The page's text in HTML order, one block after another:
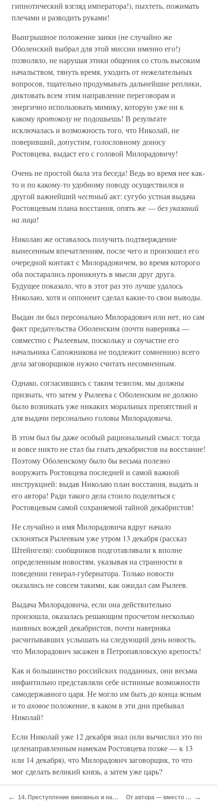
гипнотический взгляд императора!), пыхтеть, пожимать
плечами и разводить руками!
Выигрышное положение заики (не случайно же
Оболенский выбрал для этой миссии именно его!)
позволяло, не нарушая этики общения со столь высоким
начальством, тянуть время, уходить от нежелательных
вопросов, тщательно продумывать дальнейшие реплики,
диктовать всем этим направление переговорам и
энергично использовать мимику, которую уже ни к
какомупротоколуне подошьешь! В результате
исключалась и возможность того, что Николай, не
поверивший, допустим, голословному доносу
Ростовцева, выдаст его с головой Милорадовичу!
Очень не простой была эта беседа! Ведь во время нее как-
то и по какому-то удобному поводу осуществился и
другой важнейший честныйакт: сугубо устная выдача
Ростовцевым плана восстания, опять же —без указаний
на лица!
Николаю же оставалось получить подтверждение
вынесенным впечатлениям, после чего и произошел его
очередной контакт с Милорадовичем, во время которого
оба постарались проникнуть в мысли друг друга.
Будущее показало, что в этот раз это лучше удалось
Николаю, хотя и оппонент сделал какие-то свои выводы.
Выдан ли был персонально Милорадович или нет, но сам
факт предательства Оболенским (почти наверняка —
совместно с Рылеевым, поскольку и соучастие его
начальника Сапожникова не подлежит сомнению) всего
дела заговорщиков нужно считать несомненным.
Однако, согласившись с таким тезисом, мы должны
признать, что затем у Рылеева с Оболенским не должно
было возникать уже никаких моральных препятствий и
для выдачи персонально головы Милорадовича.
В этом был бы даже особый рациональный смысл: тогда
и вовсе никто не стал бы гнать декабристов на восстание!
Поэтому Оболенскому было бы весьма полезно
вооружить Ростовцева последней и самой важной
инструкцией: выдав Николаю план восстания, выдать и
его автора! Ради такого дела стоило поделиться с
Ростовцевым самой сохраняемой тайной декабристов!
Не случайно и имя Милорадовича вдруг начало
склоняться Рылеевым уже утром 13 декабря (рассказ
Штейнгеля): сообщников подготавлявали к вполне
определенным новостям, указывая на странности в
поведении генерал-губернатора. Только новости
оказались не совсем такими, как ожидал сам Рылеев.
Выдача Милорадовича, если она действительно
произошла, оказалась решающим просчетом несколько
наивных вождей декабристов, почти наверняка
расчитывавших услышать на следующий день новость,
что Милорадович засажен в Петропавловскую крепость!
Как и большинство российских подданных, они весьма
инфантильно представляли себе истинные возможности
самодержавного царя. Не могло им быть до конца ясным
и тоаховоеположение, в каком в эти дни пребывал
Николай!
Если Николай уже 12 декабря знал (или вычислил это по
целенаправленным намекам Ростовцева позже — к 13
или 14 декабря), что Милорадович заговорщик, то что
мог сделать великий князь, а затем уже царь?
к делу не подошьешь, и где доказательства?! К тому же
← 14. Преступление виновных и наказание невиновных От автора — вместо послесловия →